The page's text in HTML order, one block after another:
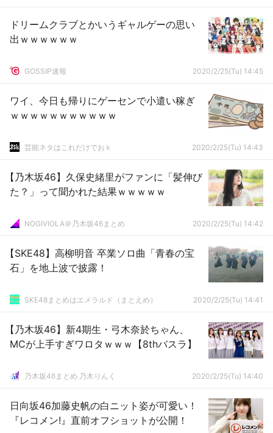
ドリームクラブとかいうギャルゲーの思い
出ｗｗｗｗｗｗ
GOSSIP速報 2020/2/25(Tu) 14:45
ワイ、今日も帰りにゲーセンで小遣い稼ぎ
ｗｗｗｗｗｗｗｗｗｗｗ
芸能ネタはこれだけでおｋ 2020/2/25(Tu) 14:43
【乃木坂46】久保史緒里がファンに「髪伸び
た？」って聞かれた結果ｗｗｗｗｗ
NOGIVIOLA＠乃木坂46まとめ 2020/2/25(Tu) 14:42
【SKE48】高柳明音 卒業ソロ曲「青春の宝
石」を地上波で披露！
SKE48まとめはエメラルド（まとえめ） 2020/2/25(Tu) 14:41
【乃木坂46】新4期生・弓木奈於ちゃん、
MCが上手すぎワロタｗｗｗ【8thバスラ】
乃木坂46まとめ 乃木りんく 2020/2/25(Tu) 14:40
日向坂46加藤史帆の白ニット姿が可愛い！
『レコメン!』直前オフショットが公開！